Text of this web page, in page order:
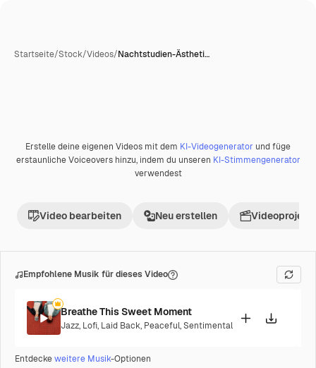
Startseite/Stock/Videos/Nachtstudien-Ästheti…
Erstelle deine eigenen Videos mit dem KI-Videogenerator und füge
erstaunliche Voiceovers hinzu, indem du unseren KI-Stimmengenerator
verwendest
Video bearbeiten Neu erstellen Videoprojekt
Empfohlene Musik für dieses Video
Breathe This Sweet Moment
Jazz, Lofi, Laid Back, Peaceful,Sentimental
Entdeckeweitere Musik-Optionen